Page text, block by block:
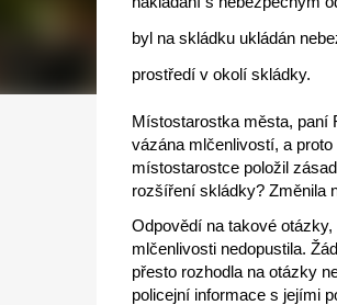
byl na skládku ukládán
prostředí v okolí skládky.
Místostarostka města, paní
vázána mlčenlivostí, a
místostarostce položil
rozšíření skládky? Změnila
Odpovědí na takové
mlčenlivosti nedopustila.
přesto rozhodla na otázky
policejní informace s jejími